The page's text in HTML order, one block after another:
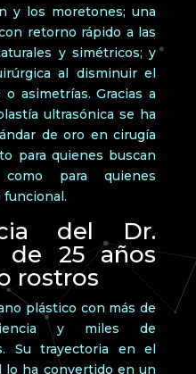
y los moretones; una
retorno rápido a las
y simétricos; y
al disminuir el
asimetrías. Gracias a
ultrasónica se ha
de oro en cirugía
para quienes buscan
para quienes
del Dr.
de 25 años
rostros
plástico con más de
y miles de
Su trayectoria en el
lo ha convertido en un